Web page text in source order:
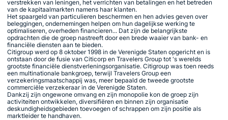
verstrekken van leningen, het verrichten van betalingen en het betreden
van de kapitaalmarkten namens haar klanten.
Het spaargeld van particulieren beschermen en hen advies geven over
beleggingen, ondernemingen helpen om hun dagelijkse werking te
optimaliseren, overheden financieren... Dat zijn de belangrijkste
opdrachten die de groep nastreeft door een brede waaier van bank- en
financiële diensten aan te bieden.
Citigroup werd op 8 oktober 1998 in de Verenigde Staten opgericht en is
ontstaan door de fusie van Citicorp en Travelers Group tot 's werelds
grootste financiële dienstverleningsorganisatie. Citigroup was toen reeds
een multinationale bankgroep, terwijl Travelers Group een
verzekeringsmaatschappij was, meer bepaald de tweede grootste
commerciële verzekeraar in de Verenigde Staten.
Dankzij zijn ongewone omvang en zijn monopolie kon de groep zijn
activiteiten ontwikkelen, diversifiëren en binnen zijn organisatie
deskundigheidsgebieden toevoegen of schrappen om zijn positie als
marktleider te handhaven.